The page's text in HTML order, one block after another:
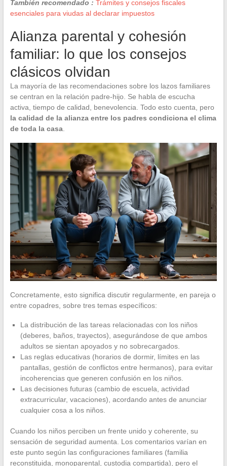
También recomendado : Trámites y consejos fiscales
esenciales para viudas al declarar impuestos
Alianza parental y cohesión
familiar: lo que los consejos
clásicos olvidan
La mayoría de las recomendaciones sobre los lazos familiares
se centran en la relación padre-hijo. Se habla de escucha
activa, tiempo de calidad, benevolencia. Todo esto cuenta, pero
la calidad de la alianza entre los padres condiciona el clima
de toda la casa.
Concretamente, esto significa discutir regularmente, en pareja o
entre copadres, sobre tres temas específicos:
La distribución de las tareas relacionadas con los niños
(deberes, baños, trayectos), asegurándose de que ambos
adultos se sientan apoyados y no sobrecargados.
Las reglas educativas (horarios de dormir, límites en las
pantallas, gestión de conflictos entre hermanos), para evitar
incoherencias que generen confusión en los niños.
Las decisiones futuras (cambio de escuela, actividad
extracurricular, vacaciones), acordando antes de anunciar
cualquier cosa a los niños.
Cuando los niños perciben un frente unido y coherente, su
sensación de seguridad aumenta. Los comentarios varían en
este punto según las configuraciones familiares (familia
reconstituida, monoparental, custodia compartida), pero el